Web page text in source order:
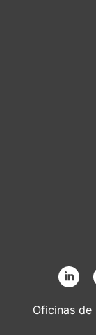
Oficinas de